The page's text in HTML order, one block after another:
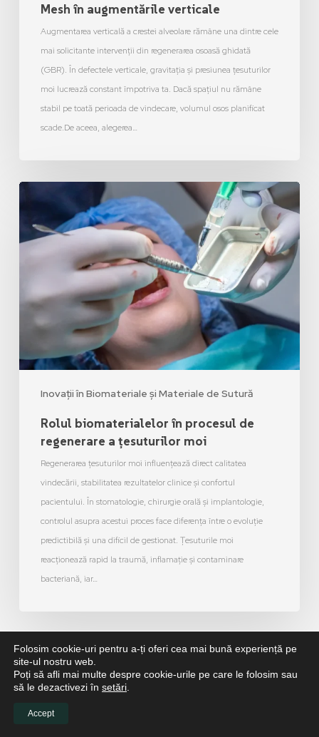
Mesh în augmentările verticale
Augmentarea verticală a crestei alveolare rămâne una dintre cele
mai solicitante intervenții din regenerarea osoasă ghidată
(GBR). În defectele verticale, gravitația și presiunea țesuturilor
moi lucrează constant împotriva ta. Dacă spațiul nu rămâne
stabil pe toată perioada de vindecare, volumul osos planificat
scade.De aceea, alegerea…
Inovații în Biomateriale și Materiale de Sutură
Rolul biomaterialelor în procesul de
regenerare a țesuturilor moi
Regenerarea țesuturilor moi influențează direct calitatea
vindecării, stabilitatea rezultatelor clinice și confortul
pacientului. În stomatologie, chirurgie orală și implantologie,
controlul asupra acestui proces face diferența între o evoluție
predictibilă și una dificil de gestionat. Țesuturile moi
reacționează rapid la traumă, inflamație și contaminare
bacteriană, iar…
Folosim cookie-uri pentru a-ți oferi cea mai bună experiență pe
site-ul nostru web.
Poți să afli mai multe despre cookie-urile pe care le folosim sau
să le dezactivezi în setări
Accept